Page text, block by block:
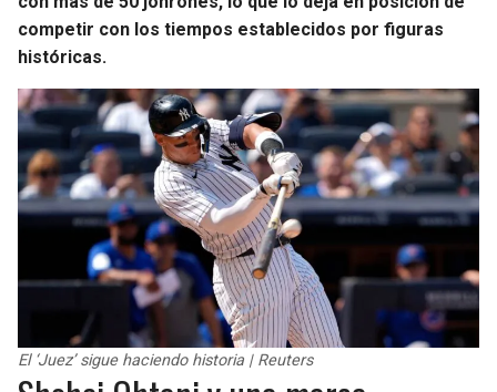
competir con los tiempos establecidos por figuras
históricas.
El ‘Juez’ sigue haciendo historia | Reuters